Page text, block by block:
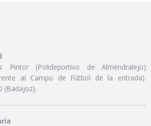
Pintor (Polideportivo de Almendralejo)
al Campo de Fútbol de la entrada).
(Badajoz).